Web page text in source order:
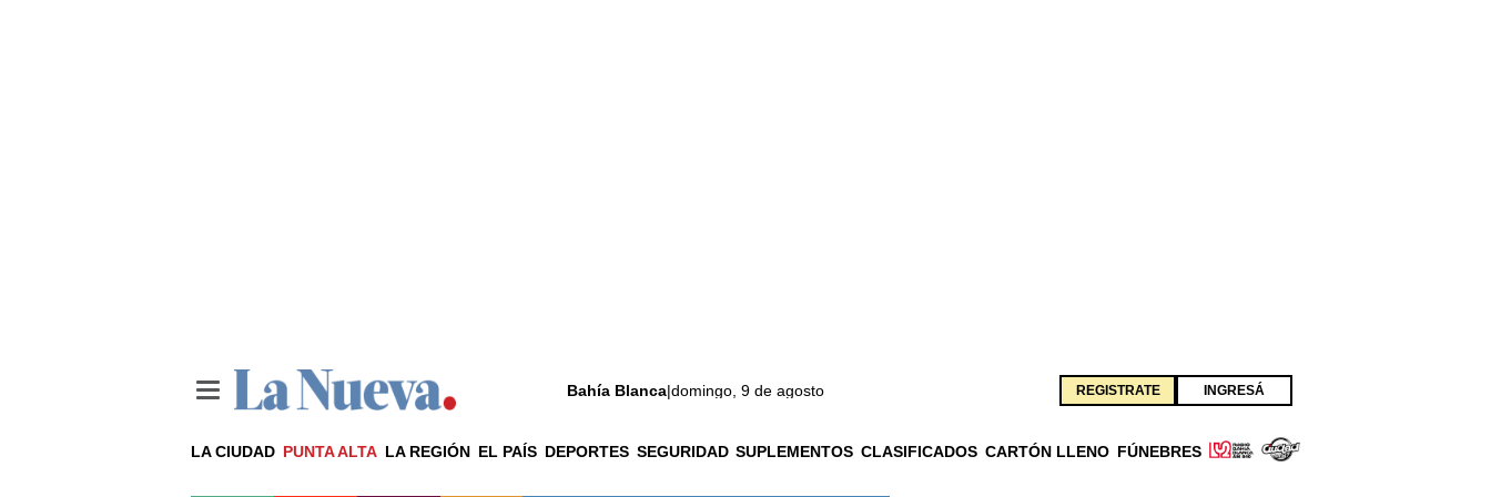
Bahía Blanca|domingo, 9 de agosto REGISTRATE INGRESÁ
LA CIUDAD PUNTA ALTA LA REGIÓN EL PAÍS DEPORTES SEGURIDAD SUPLEMENTOS CLASIFICADOS CARTÓN LLENO FÚNEBRES